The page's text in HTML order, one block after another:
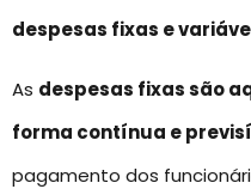
despesas fixas e
As despesas fixas são
forma contínua e
pagamento dos